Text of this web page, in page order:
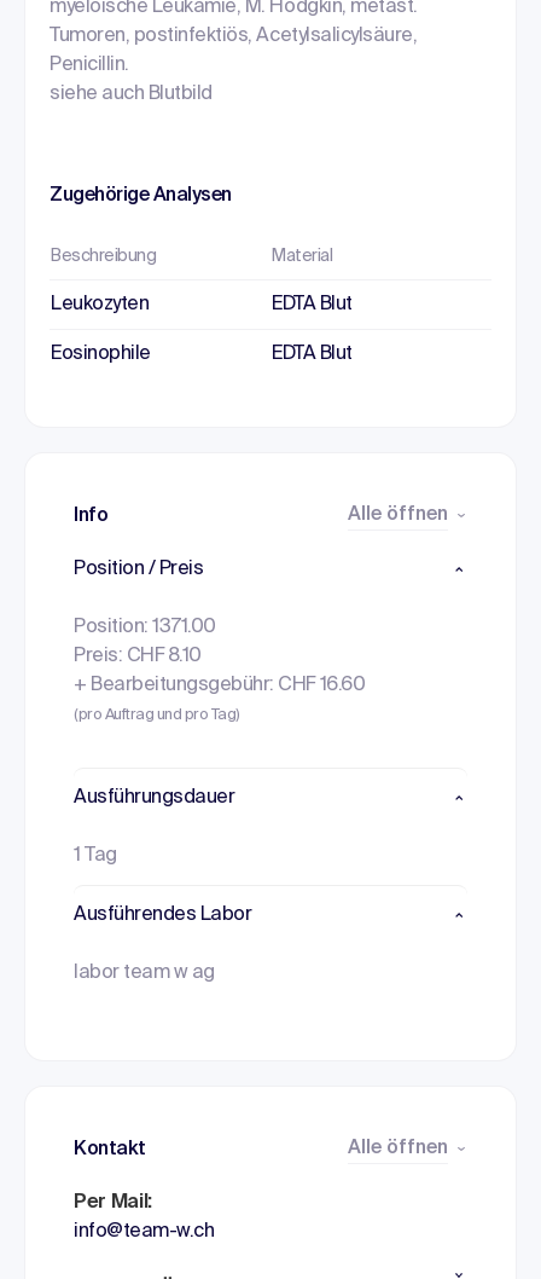
myeloische Leukämie, M. Hodgkin, metast.
Tumoren, postinfektiös, Acetylsalicylsäure,
Penicillin.
siehe auch Blutbild
Zugehörige Analysen
Beschreibung Material
Leukozyten EDTA Blut
Eosinophile EDTA Blut
Info Alle öffnen
Position / Preis
Position: 1371.00
Preis: CHF 8.10
+ Bearbeitungsgebühr: CHF 16.60
(pro Auftrag und pro Tag)
Ausführungsdauer
1 Tag
Ausführendes Labor
labor team w ag
Kontakt Alle öffnen
Per Mail:
info@team-w.ch